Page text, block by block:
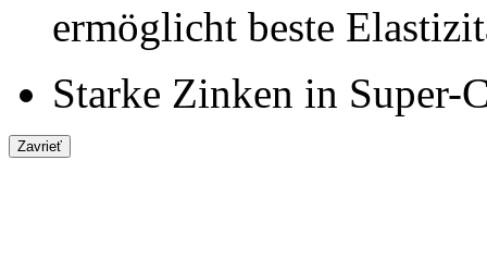
ermöglicht beste
Starke Zinken in Super-
Zavrieť